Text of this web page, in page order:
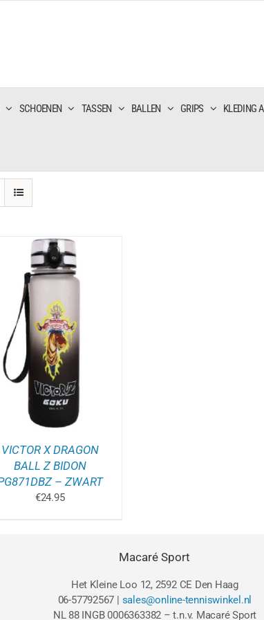
SCHOENEN TASSEN BALLEN GRIPS KLEDING
VICTOR X DRAGON
BALL Z BIDON
– ZWART
€24.95
Macaré Sport
Het Kleine Loo 12, 2592 CE Den Haag
06-57792567 | sales@online-tenniswinkel.nl
NL 88 INGB 0006363382 – t.n.v. Macaré Sport